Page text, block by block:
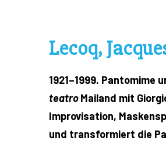
Lecoq,
1921–1999.
teatroMailand mit
Improvisation,
und transformiert die